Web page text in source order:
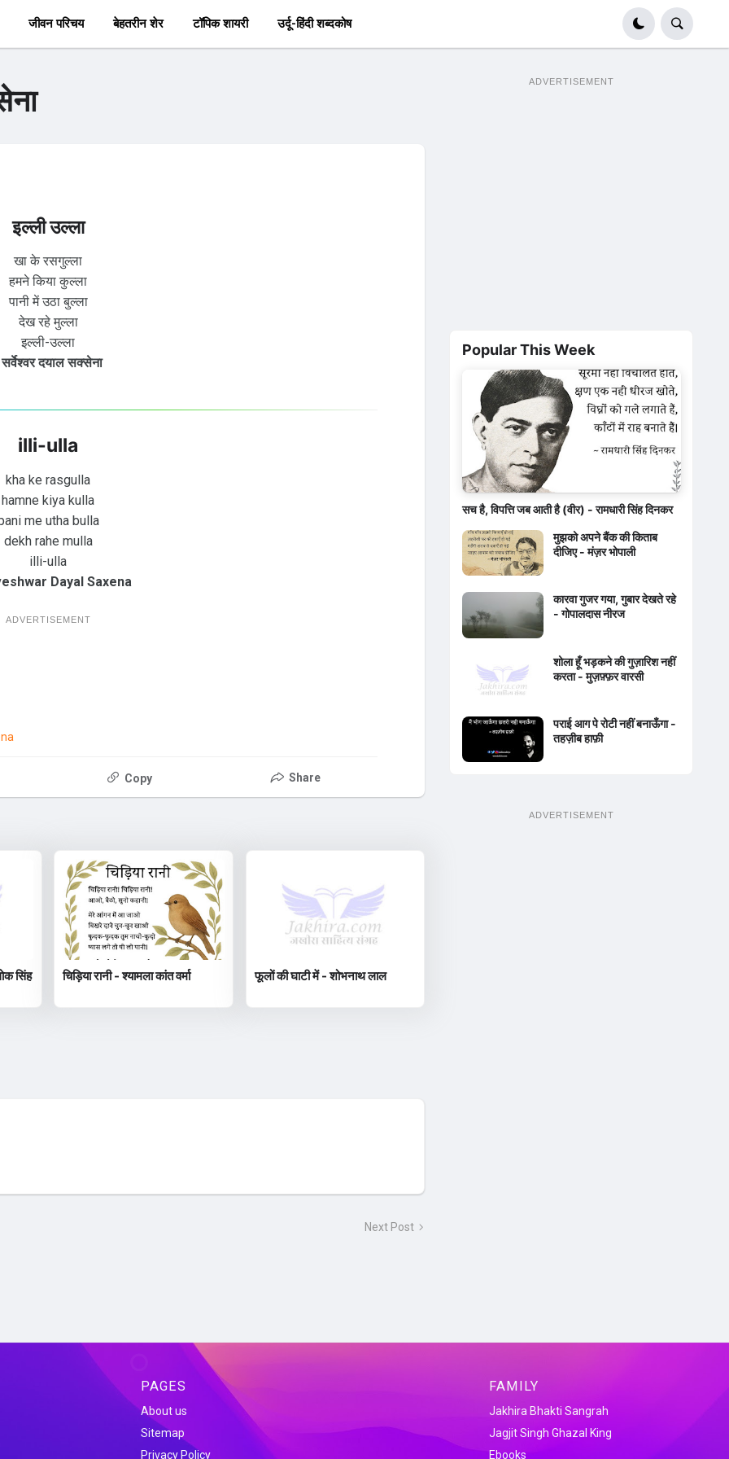
जीवन परिचय बेहतरीन शेर टॉपिक शायरी उर्दू-हिंदी शब्दकोष
इल्ली उल्ला
खा के रसगुल्ला
हमने किया कुल्ला
पानी में उठा बुल्ला
देख रहे मुल्ला
इल्ली-उल्ला
सर्वेश्वर दयाल सक्सेना
illi-ulla
kha ke rasgulla
hamne kiya kulla
me utha bulla
dekh rahe mulla
illi-ulla
Dayal Saxena
ADVERTISEMENT
Copy Share
सिंह
चिड़िया रानी - श्यामला कांत वर्मा फूलों की घाटी में - शोभनाथ लाल
Next Post
ADVERTISEMENT
Popular This Week
सच है, विपत्ति जब आती है (वीर) - रामधारी सिंह दिनकर
मुझको अपने बैंक की किताब
दीजिए - मंज़र भोपाली
कारवा गुजर गया, गुबार देखते रहे
- गोपालदास नीरज
शोला हूँ भड़कने की गुज़ारिश नहीं
करता - मुज़फ़्फ़र वारसी
पराई आग पे रोटी नहीं बनाऊँगा -
तहज़ीब हाफ़ी
ADVERTISEMENT
PAGES
About us
Sitemap
Privacy Policy
FAMILY
Jakhira Bhakti Sangrah
Jagjit Singh Ghazal King
Ebooks